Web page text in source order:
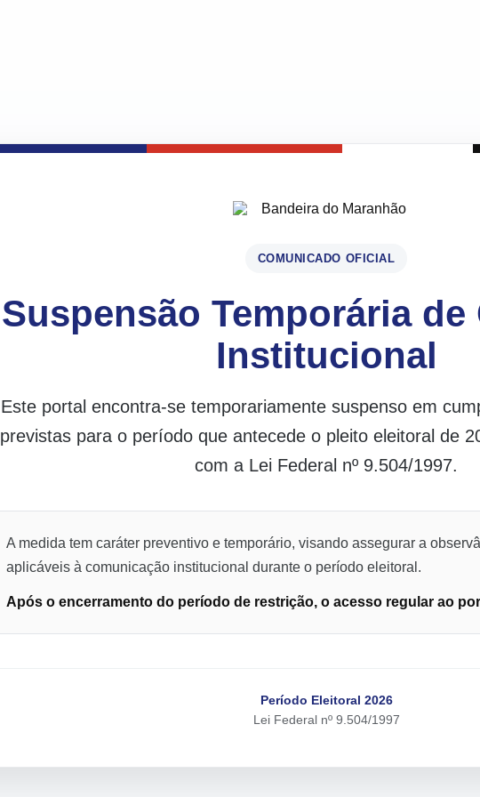
COMUNICADO OFICIAL
Suspensão Temporária de
Institucional
Este portal encontra-se temporariamente suspenso em
previstas para o período que antecede o pleito eleitoral de
com a Lei Federal nº 9.504/1997.
A medida tem caráter preventivo e temporário, visando assegurar a
aplicáveis à comunicação institucional durante o período eleitoral.
Após o encerramento do período de restrição, o acesso regular ao
Período Eleitoral 2026
Lei Federal nº 9.504/1997